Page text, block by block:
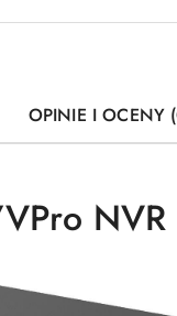
OPINIE I OCENY
NVR